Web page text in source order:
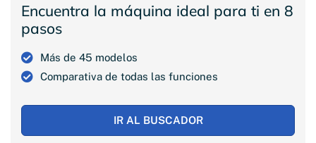
Encuentra la máquina ideal para ti en 8
pasos
Más de 45 modelos
Comparativa de todas las funciones
IR AL BUSCADOR